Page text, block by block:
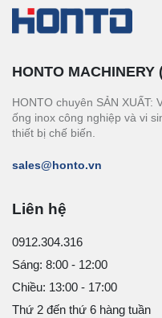
HONTO MACHINERY
HONTO chuyên SẢN XUẤT:
ống inox công nghiệp và vi
thiết bị chế biến.
sales@honto.vn
Liên hệ
0912.304.316
Sáng: 8:00 - 12:00
Chiều: 13:00 - 17:00
Thứ 2 đến thứ 6 hàng tuần